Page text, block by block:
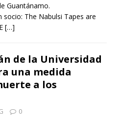
Guantánamo.
socio: The Nabulsi Tapes are
[…]
de la Universidad
una medida
a los
0